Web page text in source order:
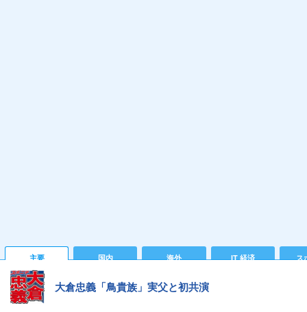
主要 国内 海外 IT 経済 ス
大倉忠義「鳥貴族」実父と初共演